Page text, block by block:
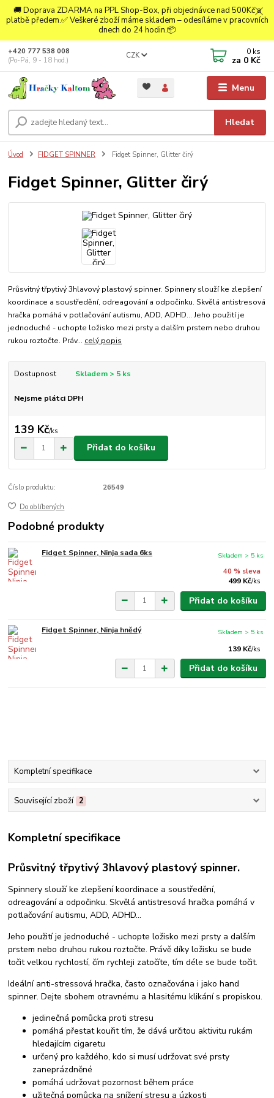
🚚 Doprava ZDARMA na PPL Shop-Box, při objednávce nad 500Kč a
platbě předem.✅ Veškeré zboží máme skladem – odesíláme v pracovních
dnech do 24 hodin.📦
Menu
CZK
Hledat
+420 777 538 008
(Po-Pá, 9 - 18 hod.)
0 ks
za 0 Kč
Úvod FIDGET SPINNER Fidget Spinner, Glitter čirý
Fidget Spinner, Glitter čirý
Průsvitný třpytivý 3hlavový plastový spinner. Spinnery slouží ke zlepšení
koordinace a soustředění, odreagování a odpočinku. Skvělá antistresová
hračka pomáhá v potlačování autismu, ADD, ADHD... Jeho použití je
jednoduché - uchopte ložisko mezi prsty a dalším prstem nebo druhou
rukou roztočte. Práv... celý popis
Dostupnost Skladem > 5 ks
Nejsme plátci DPH
139 Kč/ks
Přidat do košíku
Číslo produktu: 26549
Do oblíbených
Podobné produkty
Fidget Spinner, Ninja sada 6ks
40 % sleva
499 Kč/ks
Skladem > 5 ks
Přidat do košíku
Fidget Spinner, Ninja hnědý
139 Kč/ks
Skladem > 5 ks
Přidat do košíku
Kompletní specifikace
Související zboží 2
Kompletní specifikace
Průsvitný třpytivý 3hlavový plastový spinner.
Spinnery slouží ke zlepšení koordinace a soustředění,
odreagování a odpočinku. Skvělá antistresová hračka pomáhá v
potlačování autismu, ADD, ADHD...
Jeho použití je jednoduché - uchopte ložisko mezi prsty a dalším
prstem nebo druhou rukou roztočte. Právě díky ložisku se bude
točit velkou rychlostí, čím rychleji zatočíte, tím déle se bude točit.
Ideální anti-stressová hračka, často označována i jako hand
spinner. Dejte sbohem otravnému a hlasitému klikání s propiskou.
jedinečná pomůcka proti stresu
pomáhá přestat kouřit tím, že dává určitou aktivitu rukám
hledajícím cigaretu
určený pro každého, kdo si musí udržovat své prsty
zaneprázdněné
pomáhá udržovat pozornost během práce
užitečná pomůcka na snížení stresu a úzkosti